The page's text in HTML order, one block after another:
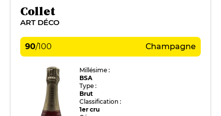
Collet
ART DÉCO
90/100 Champagne
Millésime :
BSA
Type :
Brut
Classification :
1er cru